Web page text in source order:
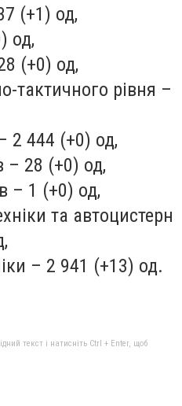
(+1) од,
од,
(+0) од,
тактичного рівня –
2 444 (+0) од,
– 28 (+0) од,
– 1 (+0) од,
та автоцистерн
– 2 941 (+13) од.
текст і натисніть Ctrl + Enter, щоб